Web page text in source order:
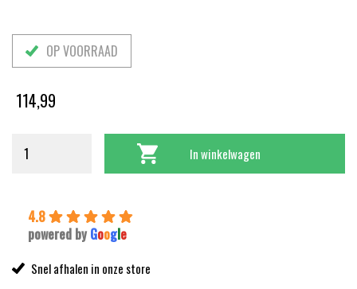
OP VOORRAAD
114,99
In winkelwagen
4.8
powered by Google
Snel afhalen in onze store